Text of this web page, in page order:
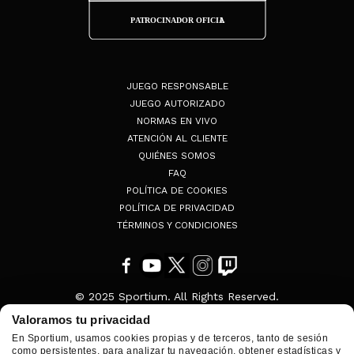
Valoramos tu privacidad
En Sportium, usamos cookies propias y de terceros, tanto de sesión
como persistentes, para analizar tu navegación, obtener estadísticas y
JUEGO RESPONSABLE
JUEGO AUTORIZADO
NORMAS EN VIVO
ATENCIÓN AL CLIENTE
QUIÉNES SOMOS
FAQ
POLÍTICA DE COOKIES
POLÍTICA DE PRIVACIDAD
TÉRMINOS Y CONDICIONES
© 2025 Sportium. All Rights Reserved.